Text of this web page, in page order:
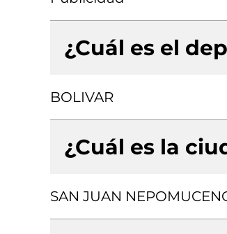
¿Cuál es el
BOLIVAR
¿Cuál es la
SAN JUAN